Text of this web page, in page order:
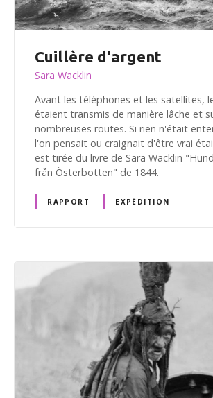
Cuillère d'argent
Sara Wacklin
Avant les téléphones et les satellites,
étaient transmis de manière lâche et
nombreuses routes. Si rien n'était
l'on pensait ou craignait d'être vrai
est tirée du livre de Sara Wacklin
från Österbotten" de 1844.
RAPPORT EXPÉDITION